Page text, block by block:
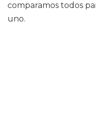
comparamos todos
uno.